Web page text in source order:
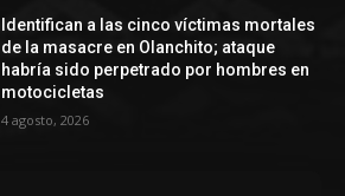
Identifican a las cinco víctimas mortales
de la masacre en Olanchito; ataque
habría sido perpetrado por hombres en
motocicletas
4 agosto, 2026